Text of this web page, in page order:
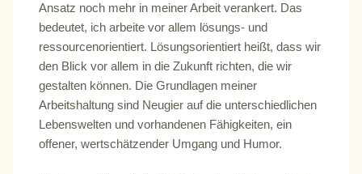
Ansatz noch mehr in meiner Arbeit verankert. Das
bedeutet, ich arbeite vor allem lösungs- und
ressourcenorientiert. Lösungsorientiert heißt, dass wir
den Blick vor allem in die Zukunft richten, die wir
gestalten können. Die Grundlagen meiner
Arbeitshaltung sind Neugier auf die unterschiedlichen
Lebenswelten und vorhandenen Fähigkeiten, ein
offener, wertschätzender Umgang und Humor.